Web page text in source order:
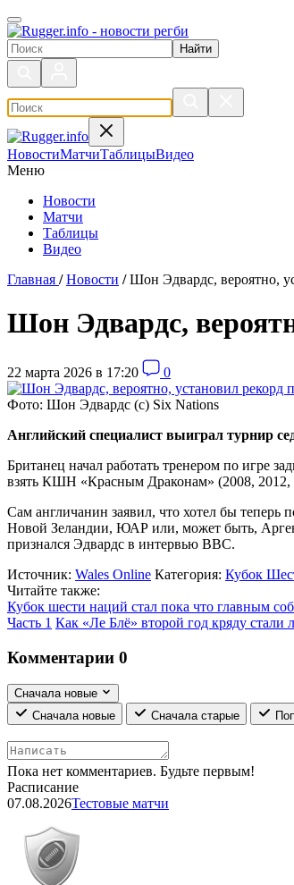
Поиск по сайту
НовостиМатчиТаблицыВидео
Меню
Новости
Матчи
Таблицы
Видео
Главная / Новости / Шон Эдвардс, вероятно,
Шон Эдвардс,
22 марта 2026 в 17:20 0
Фото: Шон Эдвардс (c) Six Nations
Английский специалист выиграл турнир
Британец начал работать тренером по игре
взять КШН «Красным Драконам» (2008, 2012,
Сам англичанин заявил, что хотел бы теперь
Новой Зеландии, ЮАР или, может быть,
признался Эдвардс в интервью ВВС.
Источник: Wales Online Категория: Кубок
Читайте также:
Кубок шести наций стал пока что главным
Часть 1 Как «Ле Блё» второй год кряду
Комментарии 0
Сначала новые
Сначала новые
Сначала старые
Пока нет комментариев. Будьте первым!
Расписание
07.08.2026Тестовые матчи